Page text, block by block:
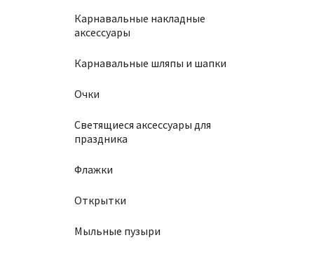
Карнавальные накладные
аксессуары
Карнавальные шляпы и шапки
Очки
Светящиеся аксессуары для
праздника
Флажки
Открытки
Мыльные пузыри